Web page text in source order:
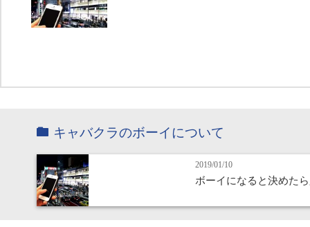
キャバクラのボーイについて
2019/01/10
ボーイになると決めた